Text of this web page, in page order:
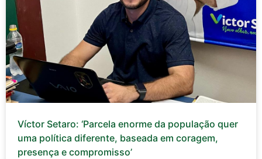
Víctor Setaro: ‘Parcela enorme da população quer
uma política diferente, baseada em coragem,
presença e compromisso’